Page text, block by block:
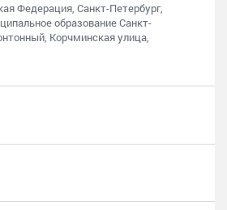
Федерация, Санкт-Петербург,
образование Санкт-
Корчминская улица,